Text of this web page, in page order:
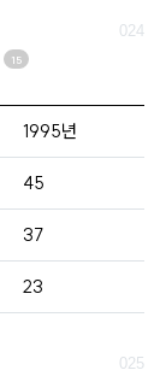
15
1995년
45
37
23